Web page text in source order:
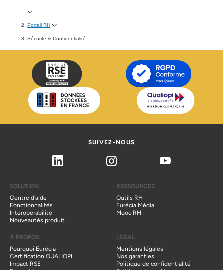
Portail RH
Sécurité & Confidentialité
SUIVEZ-NOUS
Instagram Youtube
SOLUTION
Centre d'aide
Fonctionnalités
Interoperabilité
Nouveautés produit
RESSOURCES
Outils RH
Eurécia Média
Mooc RH
À PROPOS
Pourquoi Eurécia
Certification QUALIOPI
Impact RSE
LÉGAL
Mentions légales
Nos garanties
Politique de confidentialité